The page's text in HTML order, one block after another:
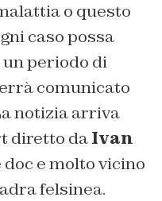
o questo
caso possa
periodo di
comunicato
notizia arriva
diretto daIvan
doc e molto vicino
felsinea.